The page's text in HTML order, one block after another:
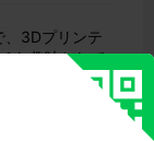
、3Dプリンテ
な趣味として
ールへと変貌